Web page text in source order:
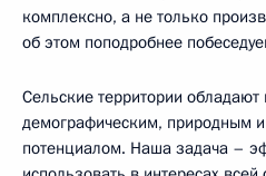
комплексно, а не только
об этом поподробнее
Сельские территории
демографическим, природным и
потенциалом. Наша задача –